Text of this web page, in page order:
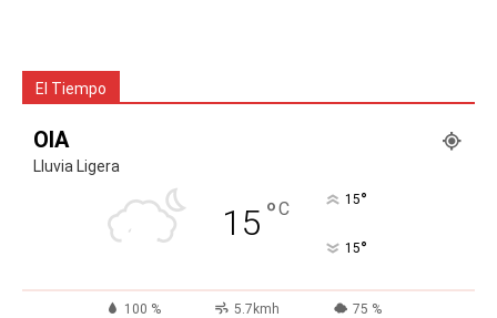
El Tiempo
OIA
Lluvia Ligera
15 °C 15°
15°
100 % 5.7kmh 75 %